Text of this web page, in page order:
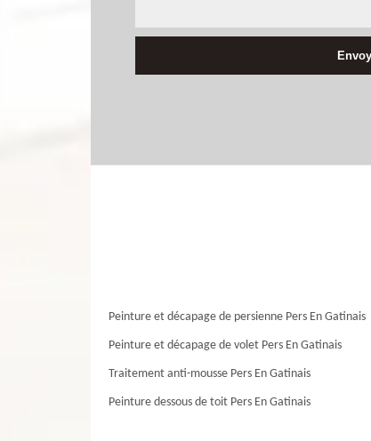
Peinture et décapage de persienne Pers En Gatinais
Peinture et décapage de volet Pers En Gatinais
Traitement anti-mousse Pers En Gatinais
Peinture dessous de toit Pers En Gatinais